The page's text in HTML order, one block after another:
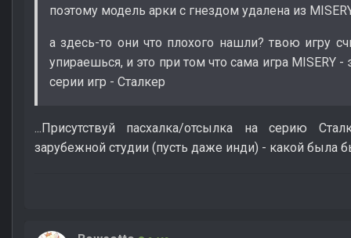
поэтому модель арки с гнездом удалена из
а здесь-то они что плохого нашли? твою игру
упираешься, и это при том что сама игра MISERY
серии игр - Сталкер
...Присутствуй пасхалка/отсылка на серию
зарубежной студии (пусть даже инди) - какой была